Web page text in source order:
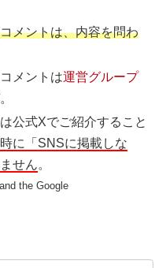
メントは、内容を問わ
メントは運営グループ
公式Xでご紹介すること
に「SNSに掲載しな
せん。
the Google